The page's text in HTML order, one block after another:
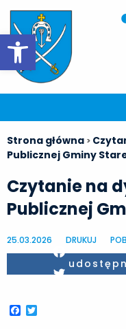
Otwórz pasek narzędzi
Strona główna >
Publicznej Gminy
Czytanie na
Publicznej
25.03.2026 DRUKUJ
Twitter
Facebook